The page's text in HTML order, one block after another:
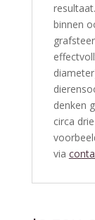
binnen
denken
circa
via